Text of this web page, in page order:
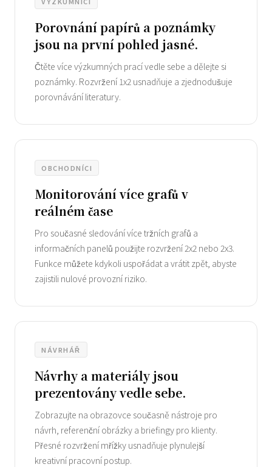
Porovnání papírů a poznámky
jsou na první pohled jasné.
Čtěte více výzkumných prací vedle sebe a dělejte si
poznámky. Rozvržení 1x2 usnadňuje a zjednodušuje
porovnávání literatury.
OBCHODNÍCI
Monitorování více grafů v
reálném čase
Pro současné sledování více tržních grafů a
informačních panelů použijte rozvržení 2x2 nebo 2x3.
Funkce můžete kdykoli uspořádat a vrátit zpět, abyste
zajistili nulové provozní riziko.
NÁVRHÁŘ
Návrhy a materiály jsou
prezentovány vedle sebe.
Zobrazujte na obrazovce současně nástroje pro
návrh, referenční obrázky a briefingy pro klienty.
Přesné rozvržení mřížky usnadňuje plynulejší
kreativní pracovní postup.